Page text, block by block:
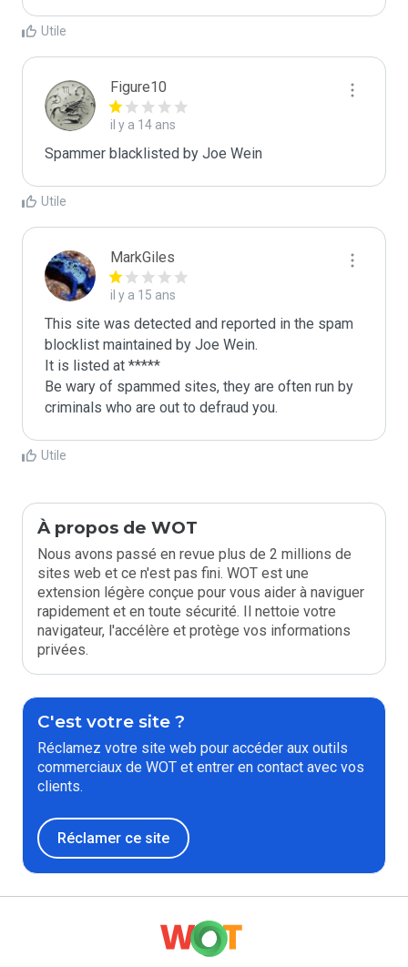
Utile
Figure10
il y a 14 ans
Spammer blacklisted by Joe Wein
Utile
MarkGiles
il y a 15 ans
This site was detected and reported in the spam
blocklist maintained by Joe Wein.
It is listed at *****
Be wary of spammed sites, they are often run by
criminals who are out to defraud you.
Utile
À propos de WOT
Nous avons passé en revue plus de 2 millions de
sites web et ce n'est pas fini. WOT est une
extension légère conçue pour vous aider à naviguer
rapidement et en toute sécurité. Il nettoie votre
navigateur, l'accélère et protège vos informations
privées.
C'est votre site ?
Réclamez votre site web pour accéder aux outils
commerciaux de WOT et entrer en contact avec vos
clients.
Réclamer ce site